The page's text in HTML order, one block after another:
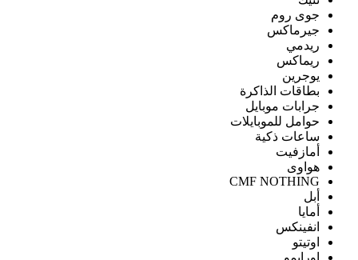
جوى روم
جيرماكس
ريدمي
ريماكس
يوجرين
بطاقات الذاكرة
جرابات موبايل
حوامل للموبايلات
ساعات ذكية
أمازفيت
هواوى
CMF NOTHING
أبل
أمايا
انفينكس
اوتيتو